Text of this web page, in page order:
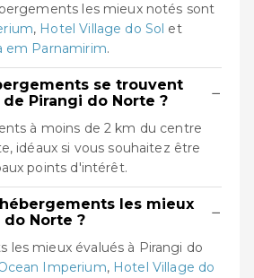
les mieux notés sont
, Hotel Village do Sol et
em Parnamirim.
se trouvent
Pirangi do Norte ?
−
à moins de 2 km du centre
idéaux si vous souhaitez être
points d'intérêt.
les mieux
do Norte ?
−
les mieux évalués à Pirangi do
Imperium, Hotel Village do